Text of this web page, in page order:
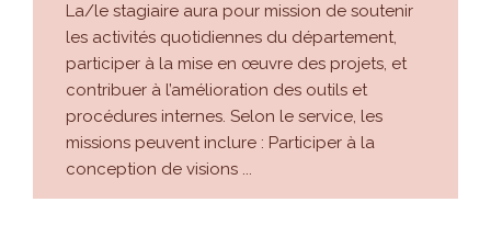
La/le stagiaire aura pour mission de soutenir
les activités quotidiennes du département,
participer à la mise en œuvre des projets, et
contribuer à l’amélioration des outils et
procédures internes. Selon le service, les
missions peuvent inclure : Participer à la
conception de visions ...